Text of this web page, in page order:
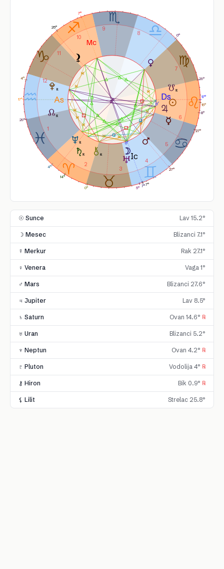
1
2
3
4
5
6
7
8
9
10
11
12
15°
7°
27°
0°
27°
8°
14°
5°
4°
4°
29°
0°
17°
7°
17°
7°
25°
29°
☉ Sunce Lav 15.2°
☽ Mesec Blizanci 7.1°
☿ Merkur Rak 27.1°
♀ Venera Vaga 1°
♂ Mars Blizanci 27.6°
♃ Jupiter Lav 8.5°
♄ Saturn Ovan 14.6° ℞
♅ Uran Blizanci 5.2°
♆ Neptun Ovan 4.2° ℞
♇ Pluton Vodolija 4° ℞
⚷ Hiron Bik 0.9° ℞
⚸ Lilit Strelac 25.8°